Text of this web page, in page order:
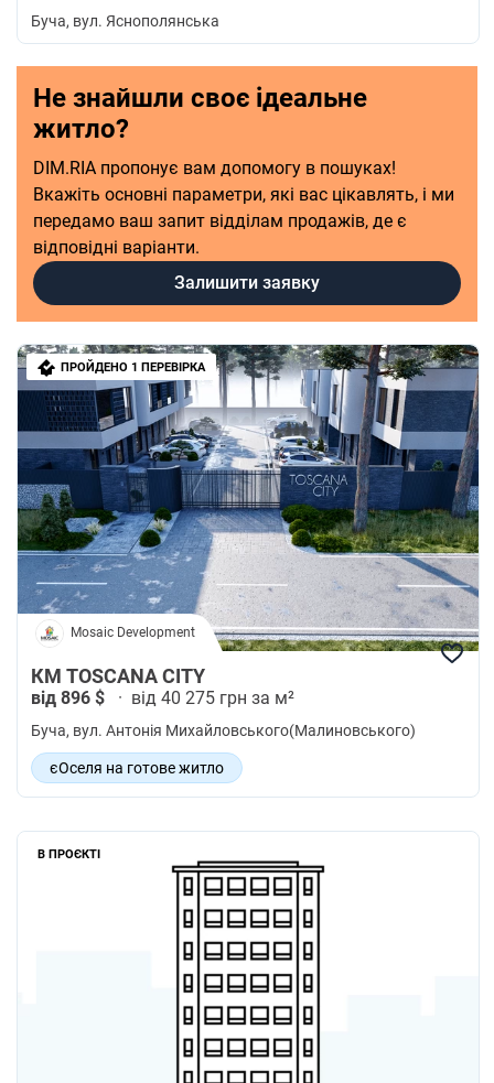
Буча, вул. Яснополянська
Не знайшли своє ідеальне
житло?
DIM.RIA пропонує вам допомогу в пошуках!
Вкажіть основні параметри, які вас цікавлять, і ми
передамо ваш запит відділам продажів, де є
відповідні варіанти.
Залишити заявку
ПРОЙДЕНО 1 ПЕРЕВІРКА
Mosaic Development
КМ TOSCANA CITY
від 896 $ · від 40 275 грн за м²
Буча, вул. Антонія Михайловського(Малиновського)
єОселя на готове житло
Акредитовано по єОселя
В ПРОЄКТІ